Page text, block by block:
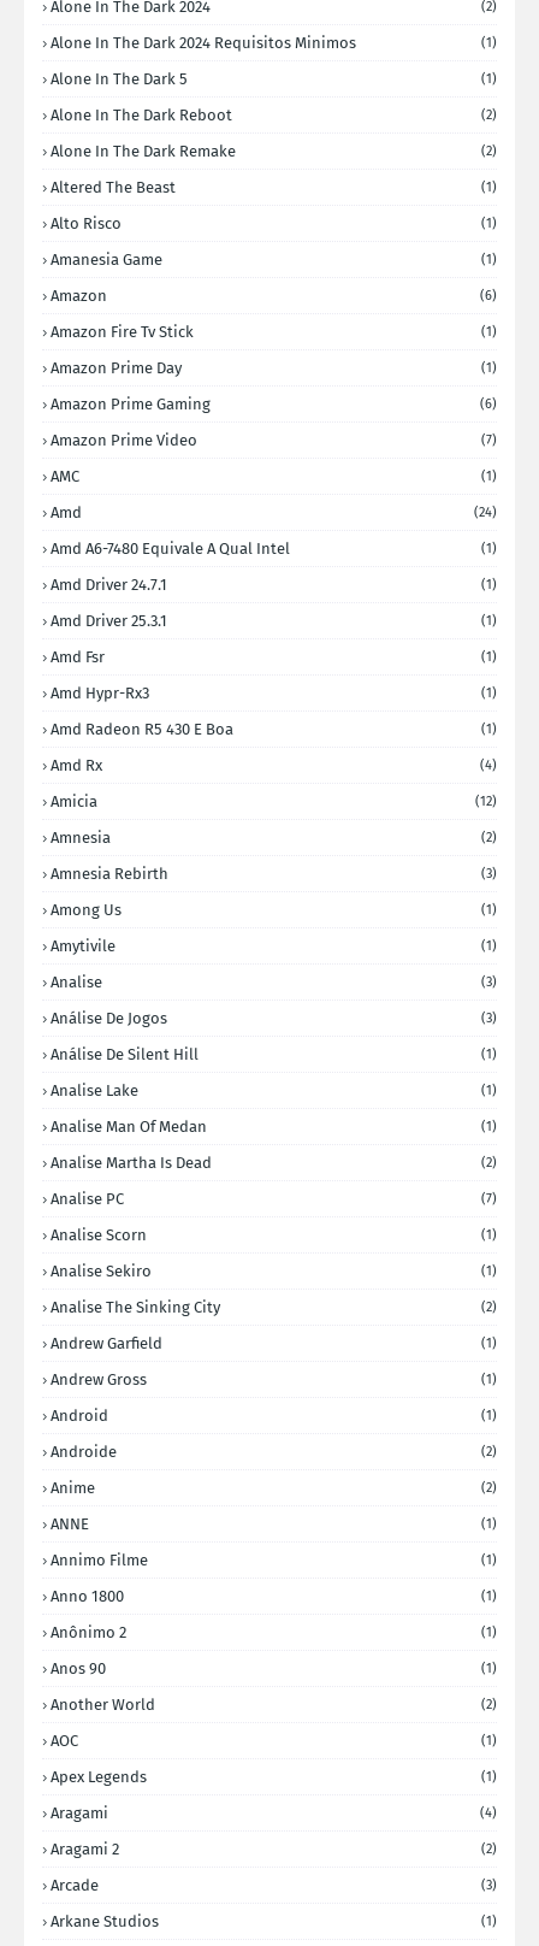
Alone In The Dark 2024 (2)
Alone In The Dark 2024 Requisitos Minimos (1)
Alone In The Dark 5 (1)
Alone In The Dark Reboot (2)
Alone In The Dark Remake (2)
Altered The Beast (1)
Alto Risco (1)
Amanesia Game (1)
Amazon (6)
Amazon Fire Tv Stick (1)
Amazon Prime Day (1)
Amazon Prime Gaming (6)
Amazon Prime Video (7)
AMC (1)
Amd (24)
Amd A6-7480 Equivale A Qual Intel (1)
Amd Driver 24.7.1 (1)
Amd Driver 25.3.1 (1)
Amd Fsr (1)
Amd Hypr-Rx3 (1)
Amd Radeon R5 430 E Boa (1)
Amd Rx (4)
Amicia (12)
Amnesia (2)
Amnesia Rebirth (3)
Among Us (1)
Amytivile (1)
Analise (3)
Análise De Jogos (3)
Análise De Silent Hill (1)
Analise Lake (1)
Analise Man Of Medan (1)
Analise Martha Is Dead (2)
Analise PC (7)
Analise Scorn (1)
Analise Sekiro (1)
Analise The Sinking City (2)
Andrew Garfield (1)
Andrew Gross (1)
Android (1)
Androide (2)
Anime (2)
ANNE (1)
Annimo Filme (1)
Anno 1800 (1)
Anônimo 2 (1)
Anos 90 (1)
Another World (2)
AOC (1)
Apex Legends (1)
Aragami (4)
Aragami 2 (2)
Arcade (3)
Arkane Studios (1)